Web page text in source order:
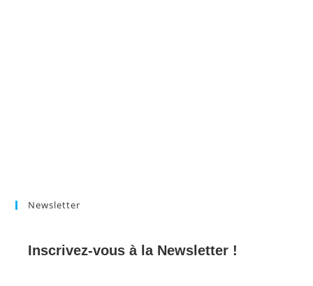
Newsletter
Inscrivez-vous à la Newsletter !